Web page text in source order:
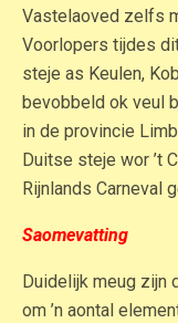
Vastelaoved zelfs
Voorlopers tijdes
steje as Keulen,
bevobbeld ok veul
in de provincie
Duitse steje wor ’t
Rijnlands Carneval
Saomevatting
Duidelijk meug zijn
om ’n aontal